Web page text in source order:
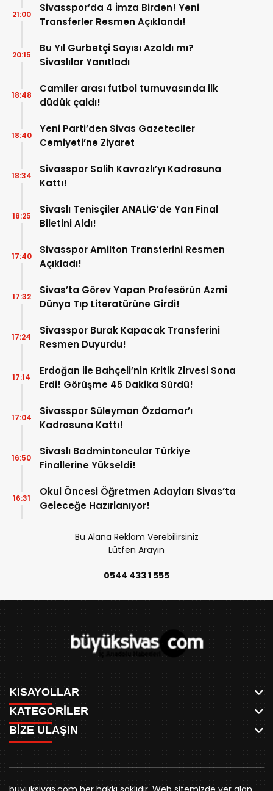
Sivasspor’da 4 İmza Birden! Yeni
Transferler Resmen Açıklandı!
21:00
Bu Yıl Gurbetçi Sayısı Azaldı mı?
Sivaslılar Yanıtladı
20:15
Camiler arası futbol turnuvasında ilk
düdük çaldı!
18:48
Yeni Parti’den Sivas Gazeteciler
Cemiyeti’ne Ziyaret
18:40
Sivasspor Salih Kavrazlı’yı Kadrosuna
Kattı!
18:34
Sivaslı Tenisçiler ANALİG’de Yarı Final
Biletini Aldı!
18:25
Sivasspor Amilton Transferini Resmen
Açıkladı!
17:40
Sivas’ta Görev Yapan Profesörün Azmi
Dünya Tıp Literatürüne Girdi!
17:32
Sivasspor Burak Kapacak Transferini
Resmen Duyurdu!
17:24
Erdoğan ile Bahçeli’nin Kritik Zirvesi Sona
Erdi! Görüşme 45 Dakika Sürdü!
17:14
Sivasspor Süleyman Özdamar’ı
Kadrosuna Kattı!
17:04
Sivaslı Badmintoncular Türkiye
Finallerine Yükseldi!
16:50
Okul Öncesi Öğretmen Adayları Sivas’ta
Geleceğe Hazırlanıyor!
16:31
Bu Alana Reklam Verebilirsiniz
Lütfen Arayın
0544 433 1 555
KISAYOLLAR
ANASAYFA
AKSU CANLI
MEYDAN CANLI
MEDRESELER CANLI
MERAKÜM CANLI
YUKARI TEKKE CANLI
KATEGORİLER
WHATSAPP
SPOR
SİYASET
BELEDİYE
BİZE ULAŞIN
0346 221 00 60
buyuksivashaber@gmail.com